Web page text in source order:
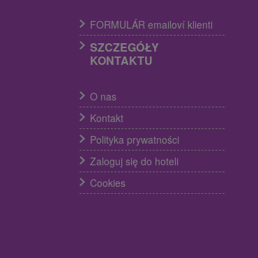
FORMULÁR emailoví klienti
SZCZEGÓŁY
KONTAKTU
O nas
Kontakt
Polityka prywatności
Zaloguj się do hoteli
Cookies